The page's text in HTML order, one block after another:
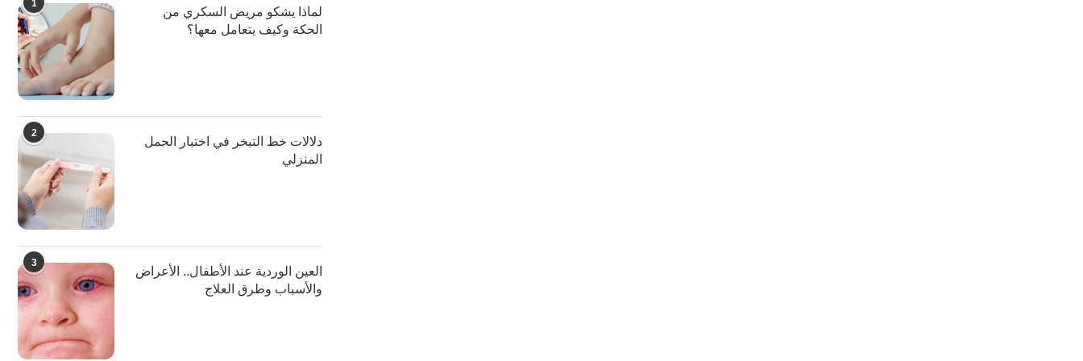
1
لماذا يشكو مريض السكري من
الحكة وكيف يتعامل معها؟
2
دلالات خط التبخر في اختبار الحمل
المنزلي
3
العين الوردية عند الأطفال.. الأعراض
والأسباب وطرق العلاج